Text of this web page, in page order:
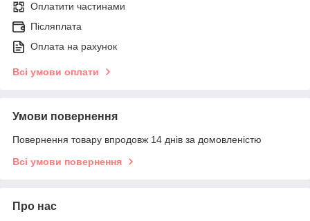
Оплатити частинами
Післяплата
Оплата на рахунок
Всі умови оплати
Умови повернення
Повернення товару впродовж 14 днів за домовленістю
Всі умови повернення
Про нас